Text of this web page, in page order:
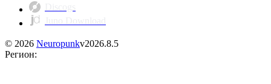
© 2026 Neuropunkv2026.8.5
Регион: